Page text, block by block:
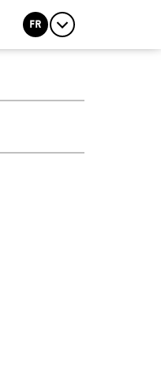
FR